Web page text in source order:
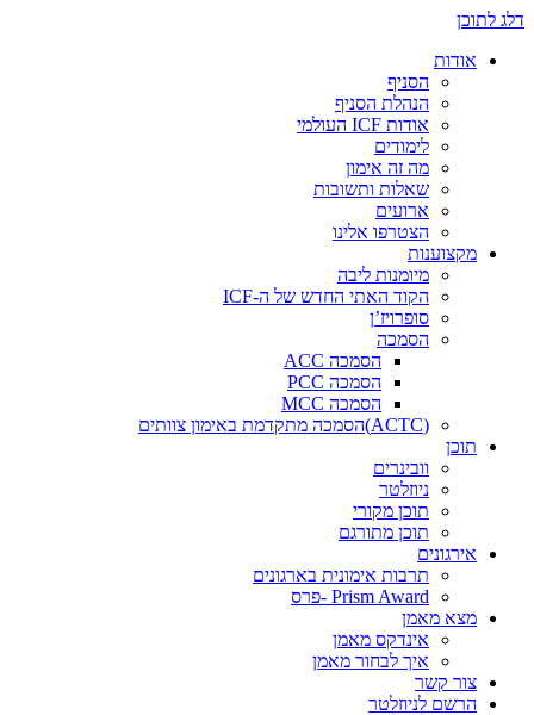
דלג לתוכן
אודות
הסניף
הנהלת הסניף
אודות ICF העולמי
לימודים
מה זה אימון
שאלות ותשובות
ארועים
הצטרפו אלינו
מקצוענות
מיומנות ליבה
הקוד האתי החדש של ה-ICF
סופרויז’ן
הסמכה
הסמכה ACC
הסמכה PCC
הסמכה MCC
(ACTC)הסמכה מתקדמת באימון צוותים
תוכן
וובינרים
ניוזלטר
תוכן מקורי
תוכן מתורגם
אירגונים
תרבות אימונית בארגונים
Prism Award -פרס
מצא מאמן
אינדקס מאמן
איך לבחור מאמן
צור קשר
הרשם לניוזלטר